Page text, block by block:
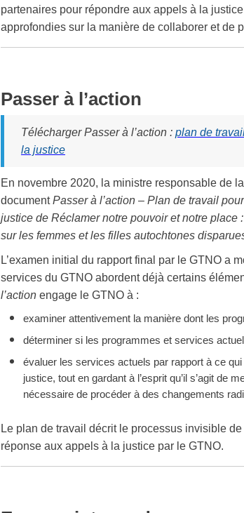
partenaires pour répondre aux appels à la
approfondies sur la manière de collaborer et de
Passer à l’action
Télécharger Passer à l’action : plan de
la justice
En novembre 2020, la ministre responsable de
documentPasser à l’action – Plan de travail
justice de Réclamer notre pouvoir et notre place
sur les femmes et les filles autochtones
L’examen initial du rapport final par le GTNO a
services du GTNO abordent déjà certains
l’actionengage le GTNO à :
examiner attentivement la manière dont les
déterminer si les programmes et services
évaluer les services actuels par rapport à ce
justice, tout en gardant à l’esprit qu’il s’agit de
nécessaire de procéder à des changements
Le plan de travail décrit le processus invisible de
réponse aux appels à la justice par le GTNO.